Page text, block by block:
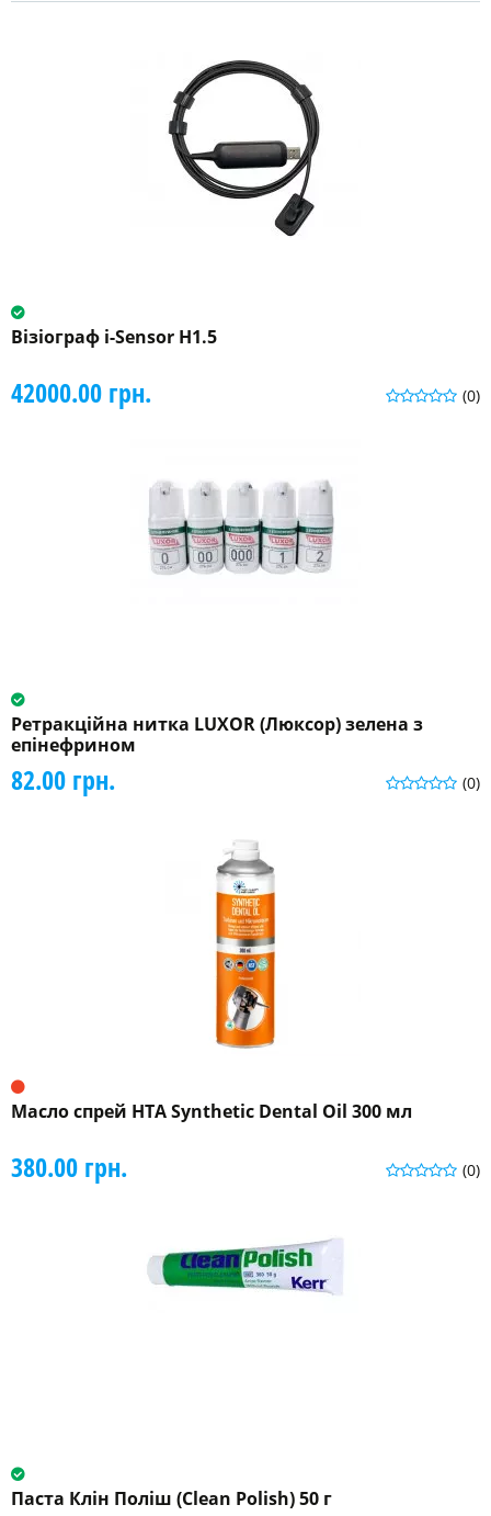
Візіограф i-Sensor H1.5
(0)
42000.00 грн.
Ретракційна нитка LUXOR (Люксор) зелена з
епінефрином
(0)
82.00 грн.
Масло спрей HTA Synthetic Dental Oil 300 мл
(0)
380.00 грн.
Паста Клін Поліш (Clean Polish) 50 г